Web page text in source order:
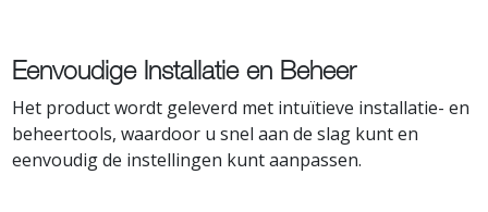
Eenvoudige Installatie en Beheer
Het product wordt geleverd met intuïtieve installatie- en
beheertools, waardoor u snel aan de slag kunt en
eenvoudig de instellingen kunt aanpassen.